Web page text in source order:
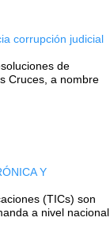
corrupción judicial
de
Cruces, a nombre
Y
(TICs) son
a nivel nacional